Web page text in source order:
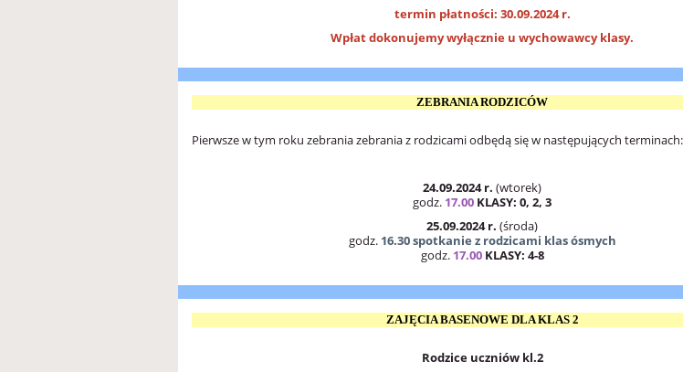
termin płatności: 30.09.2024 r.
Wpłat dokonujemy wyłącznie u wychowawcy klasy.
ZEBRANIA RODZICÓW
Pierwsze w tym roku zebrania zebrania z rodzicami odbędą się w następujących terminach:
24.09.2024 r.(wtorek)
godz. 17.00 KLASY: 0, 2, 3
25.09.2024 r.(środa)
godz. 16.30 spotkanie z rodzicami klas ósmych
godz. 17.00 KLASY: 4-8
ZAJĘCIA BASENOWE DLA KLAS 2
Rodzice uczniów kl.2